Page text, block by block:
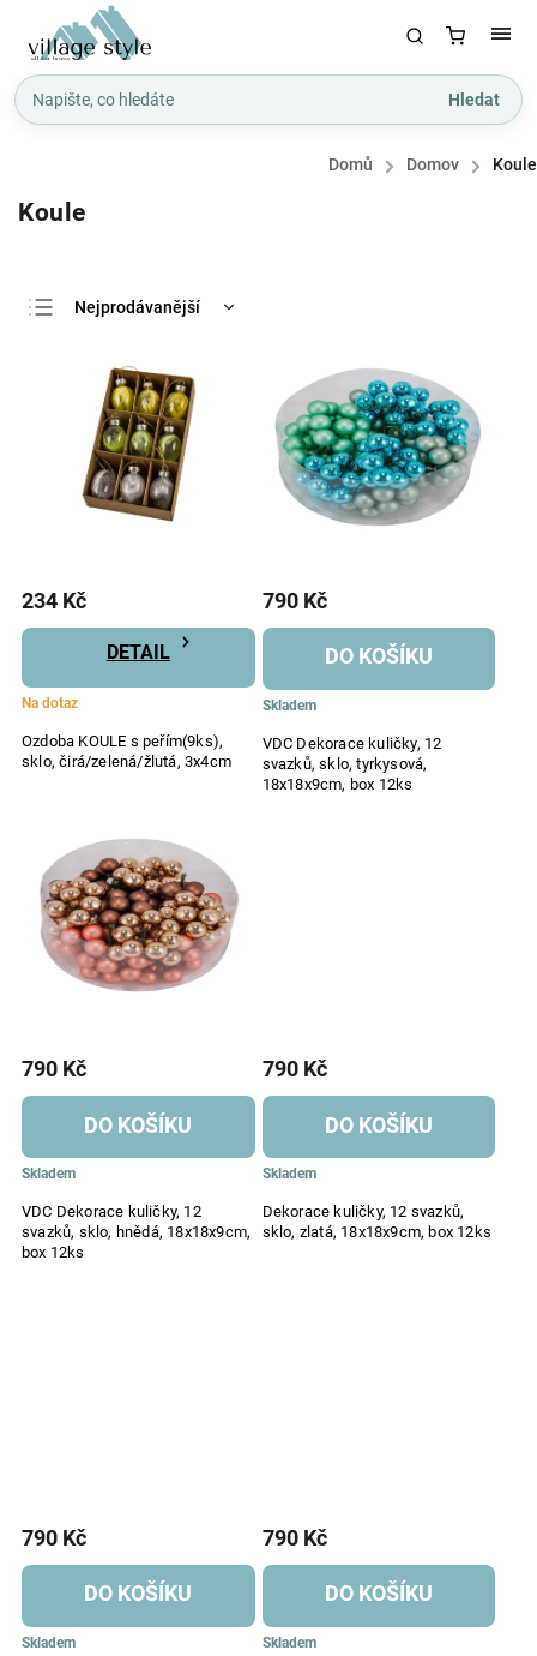
Hledat
Domů / Domov / Koule
Koule
Nejprodávanější
Nejdražší
Abecedně
Ozdoba KOULE s peřím(9ks),
sklo, čirá/zelená/žlutá, 3x4cm
Na dotaz
234 Kč
DETAIL
VDC Dekorace kuličky, 12
svazků, sklo, tyrkysová,
18x18x9cm, box 12ks
Skladem
790 Kč
DO KOŠÍKU
VDC Dekorace kuličky, 12
svazků, sklo, hnědá, 18x18x9cm,
box 12ks
Skladem
790 Kč
DO KOŠÍKU
Dekorace kuličky, 12 svazků,
sklo, zlatá, 18x18x9cm, box 12ks
Skladem
790 Kč
DO KOŠÍKU
Skladem
790 Kč
DO KOŠÍKU
Skladem
790 Kč
DO KOŠÍKU